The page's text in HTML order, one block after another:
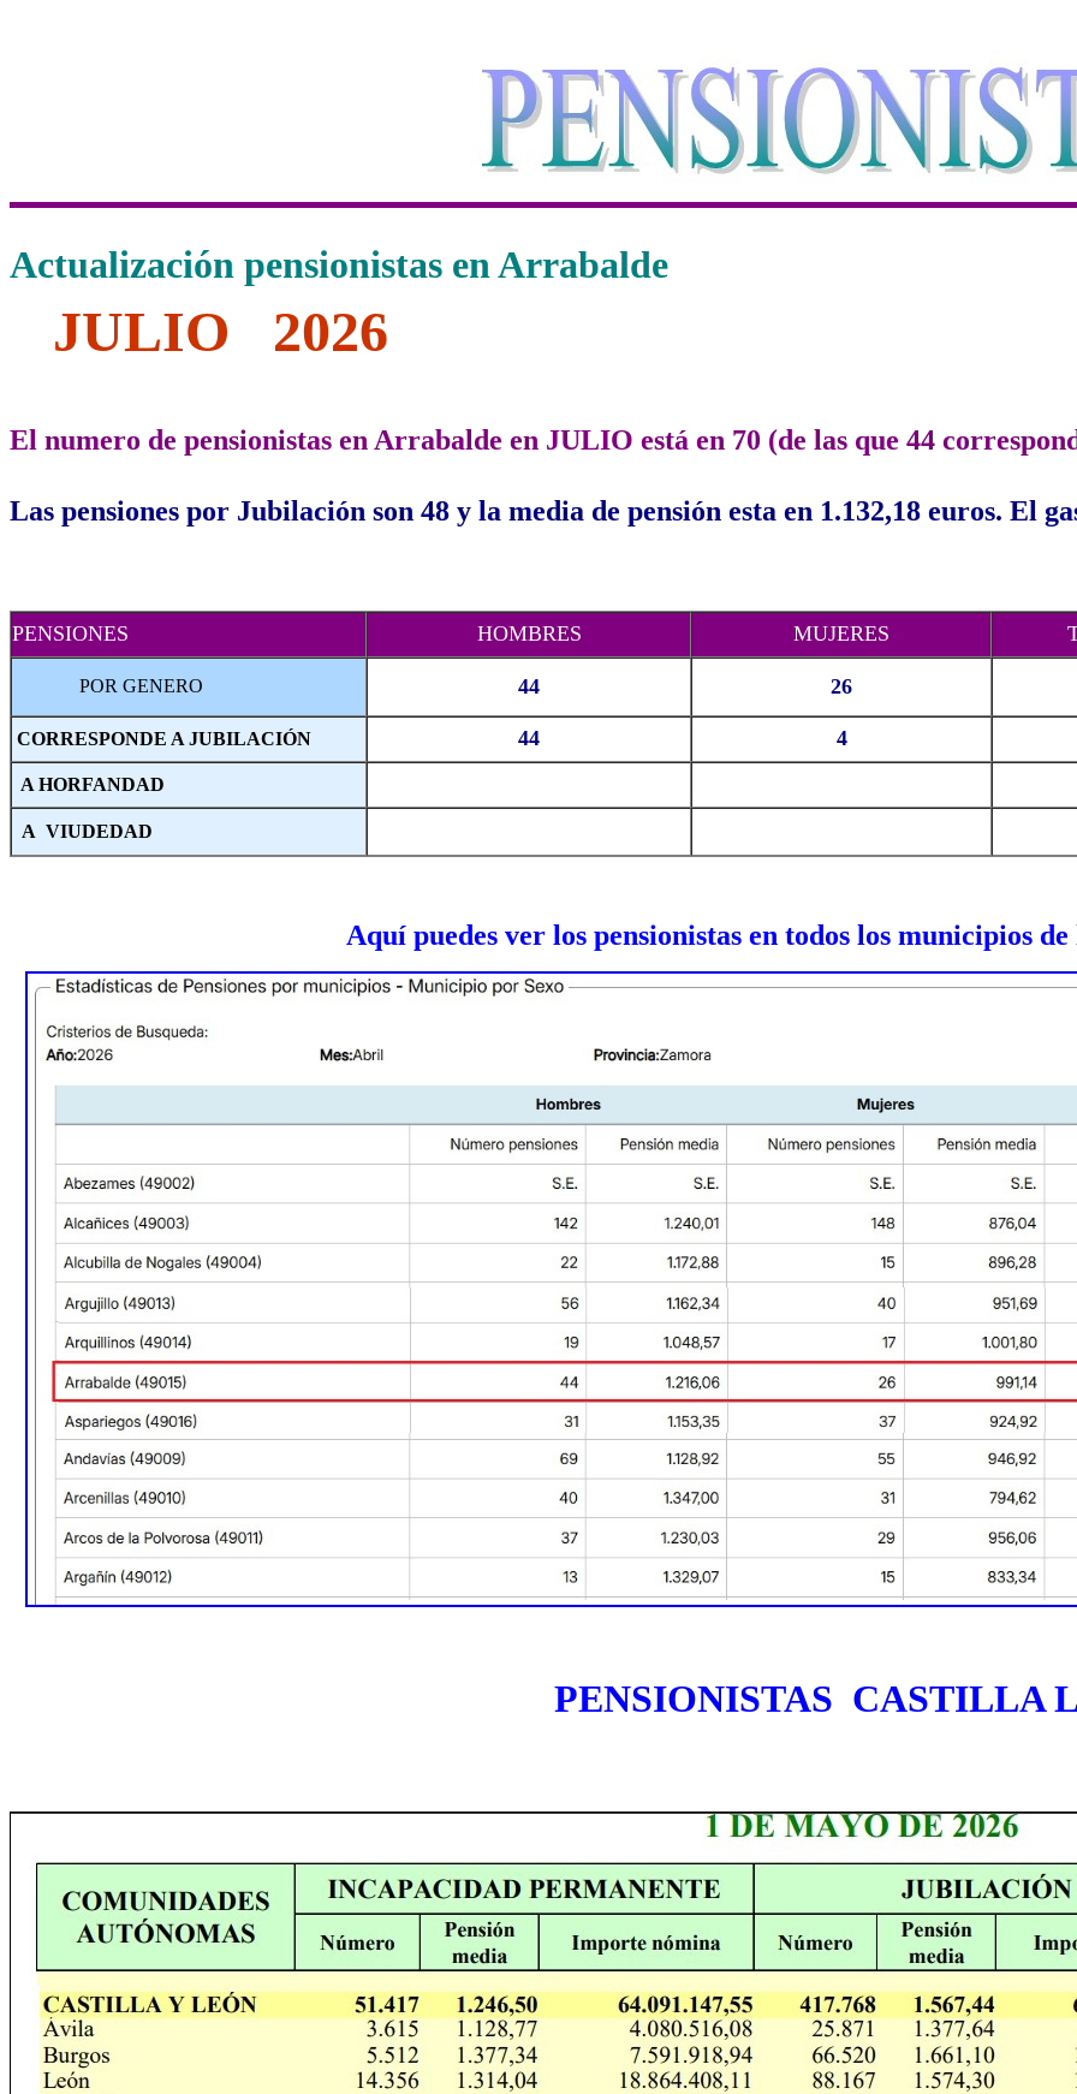
Actualización pensionistas en Arrabalde
JULIO 2026
El numero de pensionistas en Arrabalde en JULIO está en 70 (de las que 44
Las pensiones por Jubilación son 48 y la media de pensión esta en 1.132,18 euros. El
PENSIONES HOMBRES MUJERES
POR GENERO 44 26
CORRESPONDE A JUBILACIÓN 44 4
A HORFANDAD
A VIUDEDAD
Aquí puedes ver los pensionistas en todos los municipios
PENSIONISTAS CASTILLA